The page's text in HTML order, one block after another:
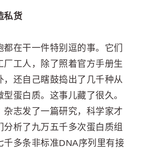
私货
在干一件特别逗的事。它们
厂工人，除了照着官方手册生
，还自己瞎鼓捣出了几千种从
蛋白质。这事儿藏了很久。
杂志发了一篇研究，科学家才
分析了九万五千多次蛋白质组
千多条非标准DNA序列里有接